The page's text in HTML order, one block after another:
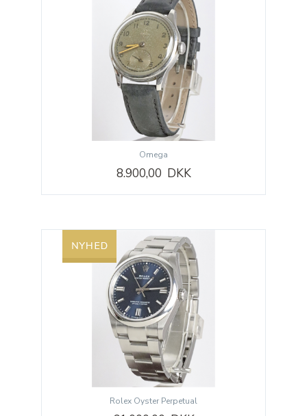
Omega
8.900,00 DKK
Rolex Oyster Perpetual